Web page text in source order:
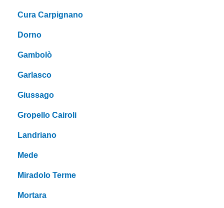
Cura Carpignano
Dorno
Gambolò
Garlasco
Giussago
Gropello Cairoli
Landriano
Mede
Miradolo Terme
Mortara